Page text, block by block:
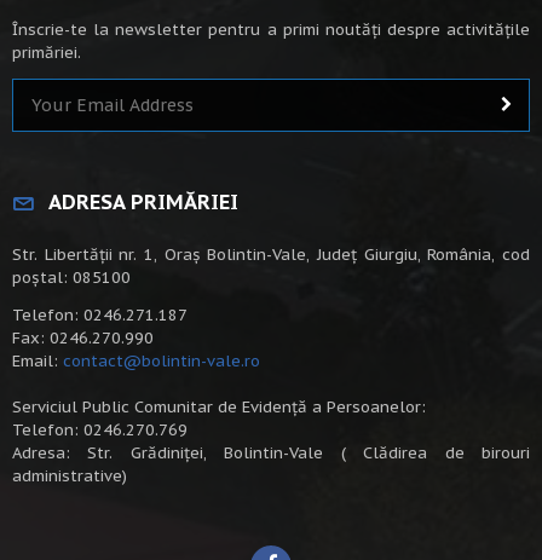
Înscrie-te la newsletter pentru a primi noutăți despre activitățile
primăriei.
ADRESA PRIMĂRIEI
Str. Libertății nr. 1, Oraș Bolintin-Vale, Județ Giurgiu, România, cod
poștal: 085100
Telefon: 0246.271.187
Fax: 0246.270.990
Email: contact@bolintin-vale.ro
Serviciul Public Comunitar de Evidență a Persoanelor:
Telefon: 0246.270.769
Adresa: Str. Grădiniței, Bolintin-Vale ( Clădirea de birouri
administrative)